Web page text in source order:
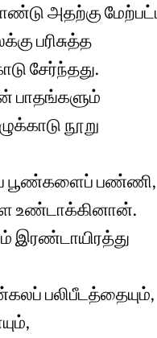
அதற்கு மேற்பட்ட
பரிசுத்த
சேர்ந்தது.
பாதங்களும்
நூறு
பூண்களைப் பண்ணி,
உண்டாக்கினான்.
இரண்டாயிரத்து
பலிபீடத்தையும்,